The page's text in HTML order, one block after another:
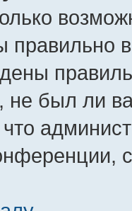
правильно
не был ли